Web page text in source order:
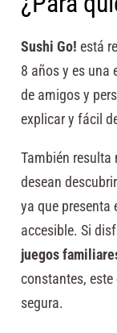
Sushi Go! está
8 años y es una
de amigos y
explicar y fácil
También resulta
desean
ya que presenta
accesible. Si
juegos
constantes,
segura.